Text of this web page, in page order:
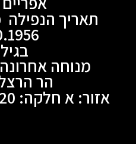
תאריך הנפילה
בגיל 19
מנוחה
הר
אזור: א חלקה: 20 שורה: 3 קבר : 8